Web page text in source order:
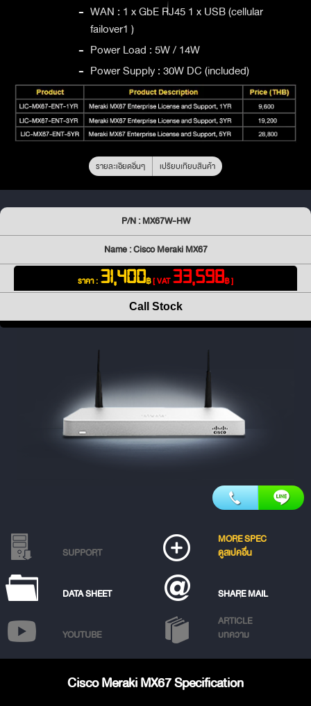
- WAN : 1 x GbE RJ45 1 x USB (cellular
failover1 )
- Power Load : 5W / 14W
- Power Supply : 30W DC (included)
รายละเอียดอื่นๆ เปรียบเทียบสินค้า
P/N : MX67W-HW
Name : Cisco Meraki MX67
ราคา : 31,400฿[ VAT33,598฿ ]
Call Stock
SUPPORT
MORE SPEC
ดูสเปคอื่น
DATA SHEET SHARE MAIL
YOUTUBE
ARTICLE
บทความ
Cisco Meraki MX67 Specification